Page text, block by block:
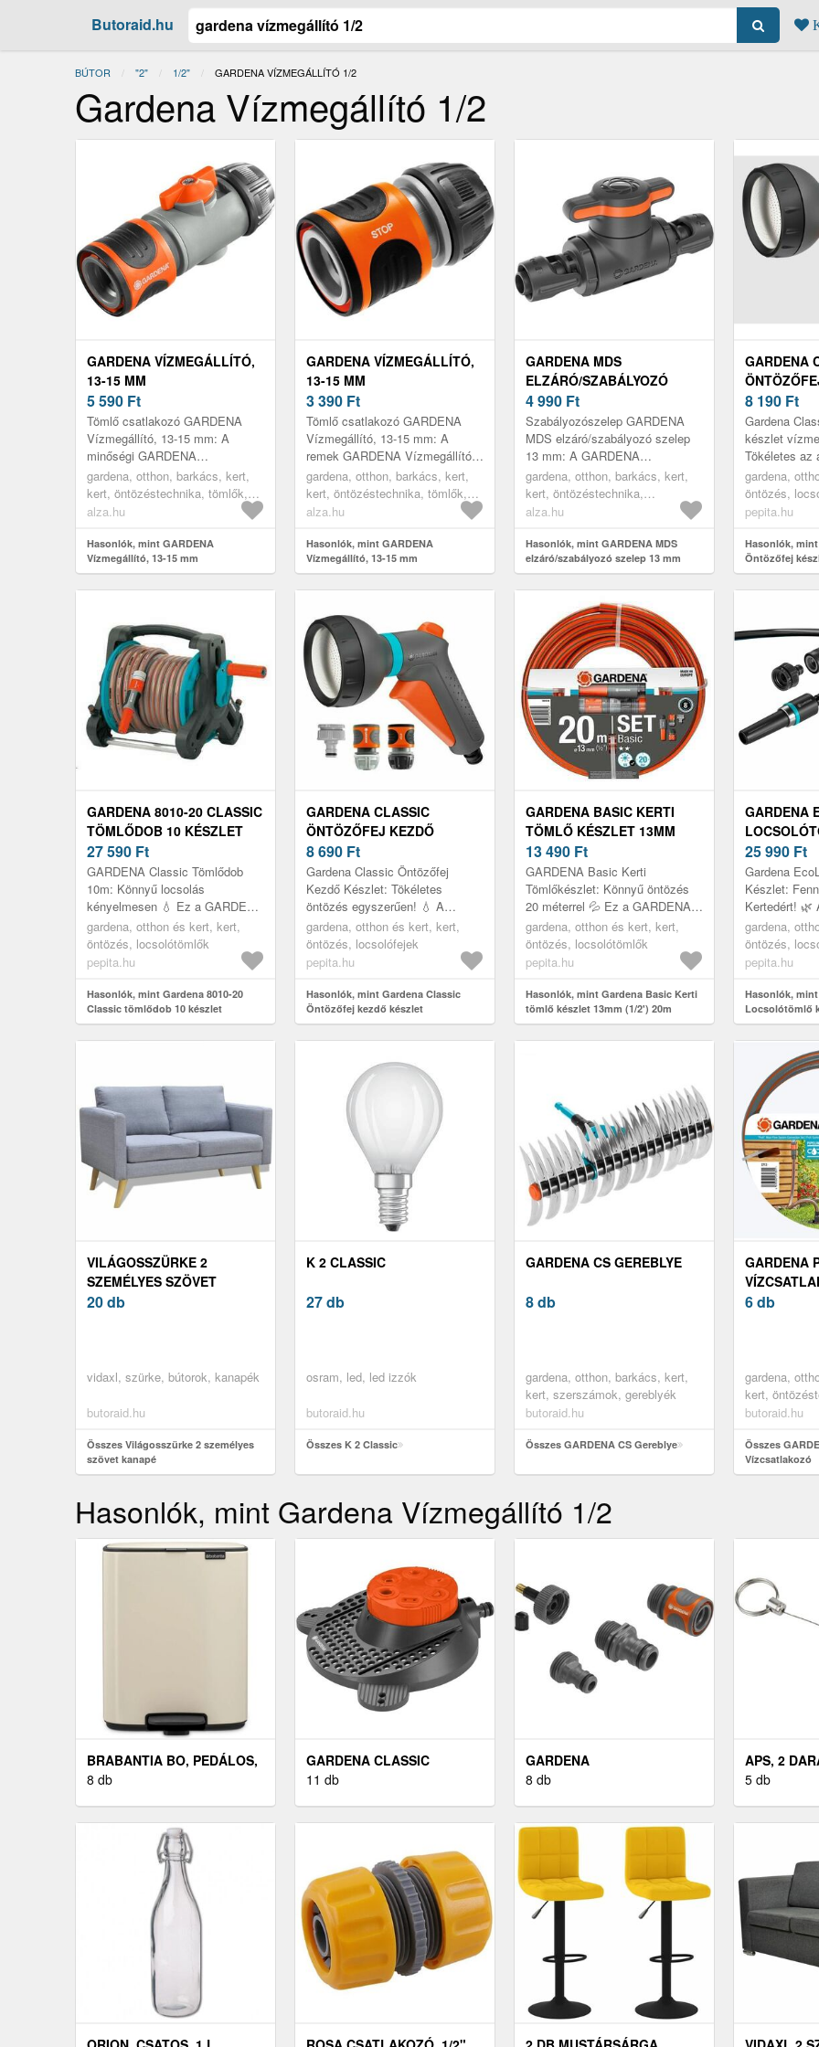
Butoraid.hu
BÚTOR "2" 1/2" JELENLEGI:
GARDENA VÍZMEGÁLLÍTÓ 1/2
Gardena Vízmegállító 1/2
GARDENA VÍZMEGÁLLÍTÓ,
13-15 MM
5 590 Ft
Tömlő csatlakozó GARDENA
Vízmegállító, 13-15 mm: A
minőségi GARDENA
Vízmegállító, 13-15 mm termék
legfontosabb jellemzői A
praktikus Gardena Tömlő ...
gardena, otthon, barkács, kert,
kert, öntözéstechnika, tömlők,
csatlakozók
alza.hu
Hasonlók, mint GARDENA
Vízmegállító, 13-15 mm
GARDENA VÍZMEGÁLLÍTÓ,
13-15 MM
3 390 Ft
Tömlő csatlakozó GARDENA
Vízmegállító, 13-15 mm: A
remek GARDENA Vízmegállító,
13-15 mm termék legfontosabb
jellemzői A keresett Gardena
Tömlő csat...
gardena, otthon, barkács, kert,
kert, öntözéstechnika, tömlők,
csatlakozók
alza.hu
Hasonlók, mint GARDENA
Vízmegállító, 13-15 mm
GARDENA MDS
ELZÁRÓ/SZABÁLYOZÓ
SZELEP 13 MM
4 990 Ft
Szabályozószelep GARDENA
MDS elzáró/szabályozó szelep
13 mm: A GARDENA
záró/szabályozó szelep 13 mm-
es (1/2") átmérővel egyszerű
megoldást kínál a ...
gardena, otthon, barkács, kert,
kert, öntözéstechnika,
kiegészítők, vízmegállítók
alza.hu
Hasonlók, mint GARDENA MDS
elzáró/szabályozó szelep 13 mm
GARDENA
8 190 Ft
Gardena
készlet
Tökéletes az
öntözéshez
Classic
választás a
gardena,
öntözés,
pepita.hu
Hasonlók,
Öntözőfej
GARDENA 8010-20 CLASSIC
TÖMLŐDOB 10 KÉSZLET
27 590 Ft
GARDENA Classic Tömlődob
10m: Könnyű locsolás
kényelmesen 💧 Ez a GARDENA
Classic tömlődob tökéletes
választás kis kertek, teraszok és
erkélyek öntö...
gardena, otthon és kert, kert,
öntözés, locsolótömlők
pepita.hu
Hasonlók, mint Gardena 8010-20
Classic tömlődob 10 készlet
GARDENA CLASSIC
ÖNTÖZŐFEJ KEZDŐ
KÉSZLET
8 690 Ft
Gardena Classic Öntözőfej
Kezdő Készlet: Tökéletes
öntözés egyszerűen! 💧 A
Gardena Classic Öntözőfej
Kezdő Készlet ideális választás
az alapvető ke...
gardena, otthon és kert, kert,
öntözés, locsolófejek
pepita.hu
Hasonlók, mint Gardena Classic
Öntözőfej kezdő készlet
GARDENA BASIC KERTI
TÖMLŐ KÉSZLET 13MM
(1/2') 20M
13 490 Ft
GARDENA Basic Kerti
Tömlőkészlet: Könnyű öntözés
20 méterrel 💦 Ez a GARDENA
Basic Kerti Tömlőkészlet minden
szükséges eszközt tartalmaz a
kényelmes...
gardena, otthon és kert, kert,
öntözés, locsolótömlők
pepita.hu
Hasonlók, mint Gardena Basic Kerti
tömlő készlet 13mm (1/2') 20m
GARDENA
(13MM) - 20
20)
25 990 Ft
Gardena
Készlet:
Kertedért! 🌿
locsolótömlő
választás a
gardena,
öntözés,
pepita.hu
Hasonlók,
Locsolótömlő
méter (18931-
VILÁGOSSZÜRKE 2
SZEMÉLYES SZÖVET
KANAPÉ
20 db
vidaxl, szürke, bútorok, kanapék
butoraid.hu
Összes Világosszürke 2 személyes
szövet kanapé
K 2 CLASSIC
27 db
osram, led, led izzók
butoraid.hu
Összes K 2 Classic
GARDENA CS GEREBLYE
8 db
gardena, otthon, barkács, kert,
kert, szerszámok, gereblyék
butoraid.hu
Összes GARDENA CS Gereblye
GARDENA
6 db
gardena,
kert,
kiegészítők,
butoraid.hu
Összes
Vízcsatlakozó
Hasonlók, mint Gardena Vízmegállító 1/2
BRABANTIA BO, PEDÁLOS,
12 L
8 db
GARDENA CLASSIC
ESŐZTETŐ
11 db
GARDENA
SPRINKLERSYSTEM
8 db
APS, 2
5 db